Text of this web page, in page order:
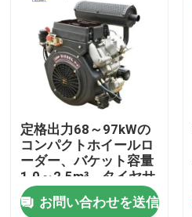
定格出力68～97kWの
コンパクトホイールロ
ーダー、バケット容量
1.0～2.5m³、タイヤサ
イズ17.5-20.5R25
お問い合わせを送信